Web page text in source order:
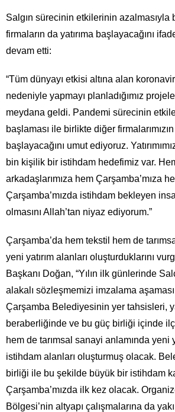
Salgın sürecinin etkilerinin azalmasıyla
firmaların da yatırıma başlayacağını
devam etti:
“Tüm dünyayı etkisi altına alan
nedeniyle yapmayı planladığımız
meydana geldi. Pandemi sürecinin
başlaması ile birlikte diğer firmalarımızın
başlayacağını umut ediyoruz.
bin kişilik bir istihdam hedefimiz var. Hem
arkadaşlarımıza hem Çarşamba’mıza
Çarşamba’mızda istihdam bekleyen
olmasını Allah’tan niyaz ediyorum.”
Çarşamba’da hem tekstil hem de
yeni yatırım alanları oluşturduklarını
Başkanı Doğan, “Yılın ilk günlerinde
alakalı sözleşmemizi imzalama
Çarşamba Belediyesinin yer tahsisleri,
beraberliğinde ve bu güç birliği içinde
hem de tarımsal sanayi anlamında yeni
istihdam alanları oluşturmuş olacak.
birliği ile bu şekilde büyük bir istihdam
Çarşamba’mızda ilk kez olacak.
Bölgesi’nin altyapı çalışmalarına da